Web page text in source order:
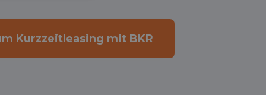
Kurzzeitleasing mit BKR